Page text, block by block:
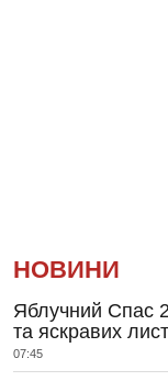
НОВИНИ
Яблучний Спас
та яскравих
07:45